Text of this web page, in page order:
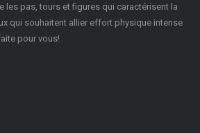
les pas, tours et figures qui caractérisent la
qui souhaitent allier effort physique intense
pour vous!